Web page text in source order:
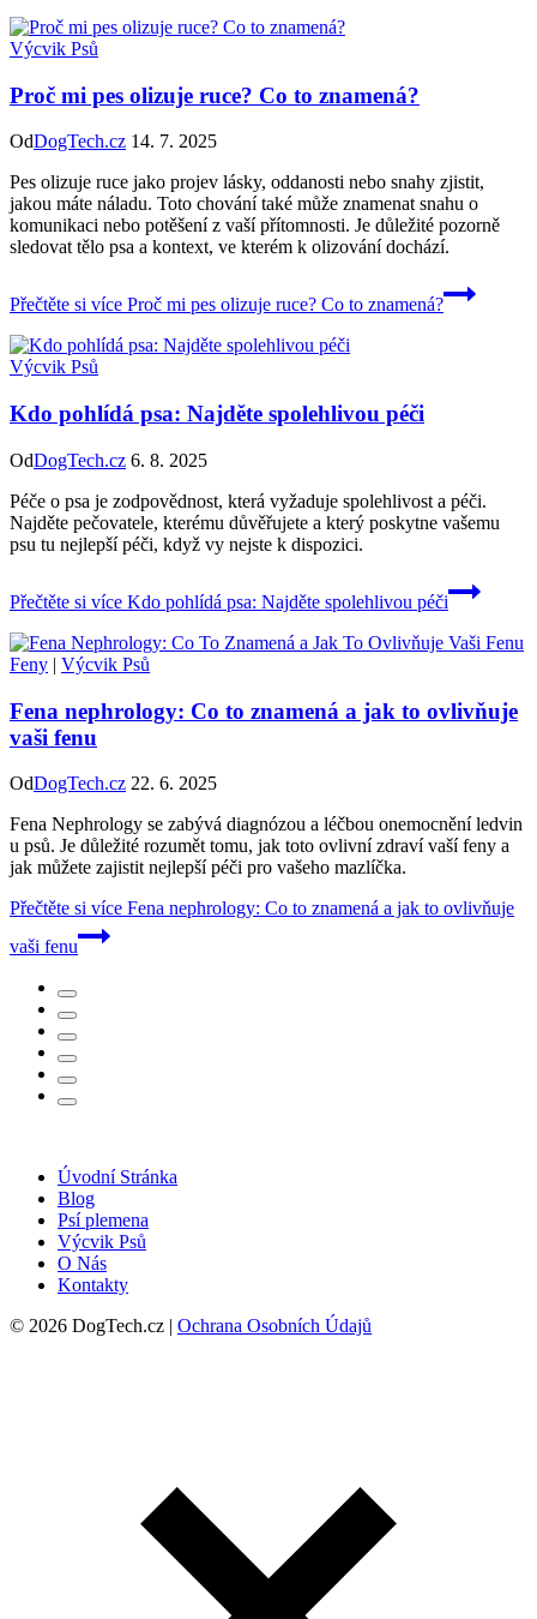
Výcvik Psů
Proč mi pes olizuje ruce? Co to znamená?
OdDogTech.cz 14. 7. 2025
Pes olizuje ruce jako projev lásky, oddanosti nebo snahy zjistit,
jakou máte náladu. Toto chování také může znamenat snahu o
komunikaci nebo potěšení z vaší přítomnosti. Je důležité pozorně
sledovat tělo psa a kontext, ve kterém k olizování dochází.
Přečtěte si více Proč mi pes olizuje ruce? Co to znamená?
Výcvik Psů
Kdo pohlídá psa: Najděte spolehlivou péči
OdDogTech.cz 6. 8. 2025
Péče o psa je zodpovědnost, která vyžaduje spolehlivost a péči.
Najděte pečovatele, kterému důvěřujete a který poskytne vašemu
psu tu nejlepší péči, když vy nejste k dispozici.
Přečtěte si více Kdo pohlídá psa: Najděte spolehlivou péči
Feny | Výcvik Psů
Fena nephrology: Co to znamená a jak to ovlivňuje
vaši fenu
OdDogTech.cz 22. 6. 2025
Fena Nephrology se zabývá diagnózou a léčbou onemocnění ledvin
u psů. Je důležité rozumět tomu, jak toto ovlivní zdraví vaší feny a
jak můžete zajistit nejlepší péči pro vašeho mazlíčka.
Přečtěte si více Fena nephrology: Co to znamená a jak to ovlivňuje
vaši fenu
Úvodní Stránka
Blog
Psí plemena
Výcvik Psů
O Nás
Kontakty
© 2026 DogTech.cz | Ochrana Osobních Údajů